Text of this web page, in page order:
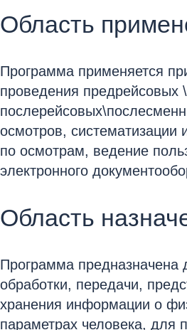
Область
Программа применяется
проведения предрейсовых
осмотров, систематизации
по осмотрам, ведение
электронного
Область
Программа предназначена
обработки, передачи,
хранения информации о
параметрах человека, для